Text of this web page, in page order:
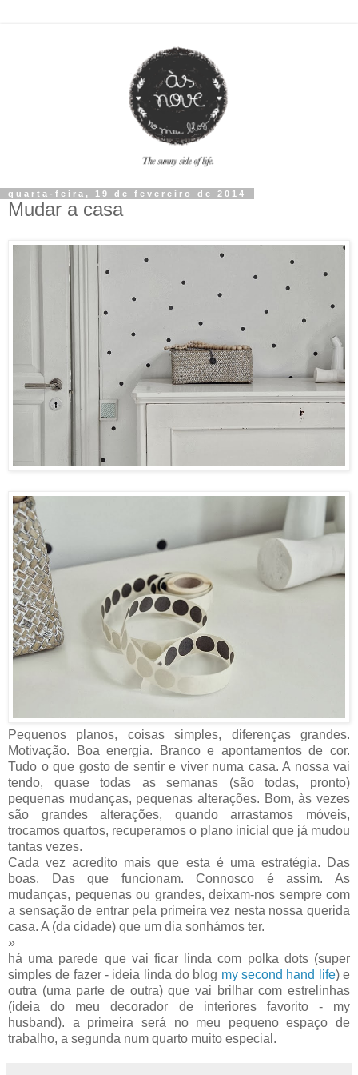
quarta-feira, 19 de fevereiro de 2014
Mudar a casa
Pequenos planos, coisas simples, diferenças grandes.
Motivação. Boa energia. Branco e apontamentos de cor.
Tudo o que gosto de sentir e viver numa casa. A nossa vai
tendo, quase todas as semanas (são todas, pronto)
pequenas mudanças, pequenas alterações. Bom, às vezes
são grandes alterações, quando arrastamos móveis,
trocamos quartos, recuperamos o plano inicial que já mudou
tantas vezes.
Cada vez acredito mais que esta é uma estratégia. Das
boas. Das que funcionam. Connosco é assim. As
mudanças, pequenas ou grandes, deixam-nos sempre com
a sensação de entrar pela primeira vez nesta nossa querida
casa. A (da cidade) que um dia sonhámos ter.
»
há uma parede que vai ficar linda com polka dots (super
simples de fazer - ideia linda do blog my second hand life) e
outra (uma parte de outra) que vai brilhar com estrelinhas
(ideia do meu decorador de interiores favorito - my
husband). a primeira será no meu pequeno espaço de
trabalho, a segunda num quarto muito especial.